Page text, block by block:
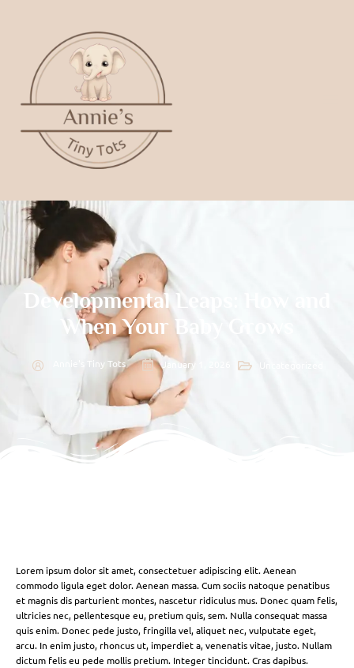
Developmental Leaps: How and
When Your Baby Grows
Annie's Tiny Tots January 1, 2026
Lorem ipsum dolor sit amet, consectetuer adipiscing elit. Aenean
commodo ligula eget dolor. Aenean massa. Cum sociis natoque penatibus
et magnis dis parturient montes, nascetur ridiculus mus. Donec quam felis,
ultricies nec, pellentesque eu, pretium quis, sem. Nulla consequat massa
quis enim. Donec pede justo, fringilla vel, aliquet nec, vulputate eget,
arcu. In enim justo, rhoncus ut, imperdiet a, venenatis vitae, justo. Nullam
dictum felis eu pede mollis pretium. Integer tincidunt. Cras dapibus.